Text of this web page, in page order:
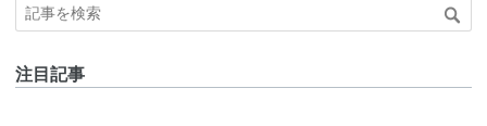
注目記事